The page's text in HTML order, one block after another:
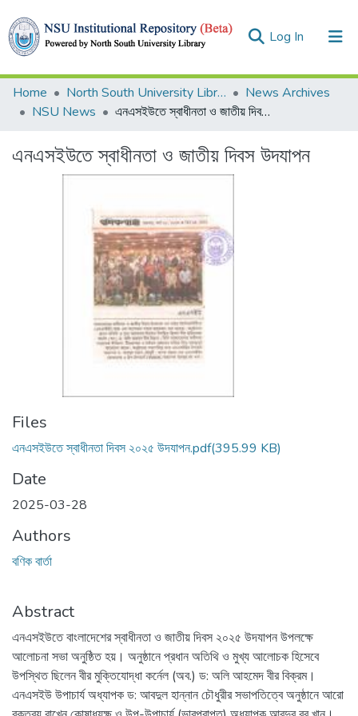
Log In (current)
Collections
Statistics
Home North South University Library
News Archives
NSU News
এনএসইউতে স্বাধীনতা ও জাতীয় দিবস উদযাপন
এনএসইউতে স্বাধীনতা ও জাতীয় দিবস উদযাপন
Files
এনএসইউতে স্বাধীনতা দিবস ২০২৫ উদযাপন.pdf(395.99 KB)
Date
2025-03-28
Authors
বণিক বার্তা
Abstract
এনএসইউতে বাংলাদেশের স্বাধীনতা ও জাতীয় দিবস ২০২৫ উদযাপন উপলক্ষে
আলোচনা সভা অনুষ্ঠিত হয়। অনুষ্ঠানে প্রধান অতিথি ও মুখ্য আলোচক হিসেবে
উপস্থিত ছিলেন বীর মুক্তিযোদ্ধা কর্নেল (অব.) ড: অলি আহমেদ বীর বিক্রম।
এনএসইউ উপাচার্য অধ্যাপক ড: আবদুল হান্নান চৌধুরীর সভাপতিত্বে অনুষ্ঠানে আরো